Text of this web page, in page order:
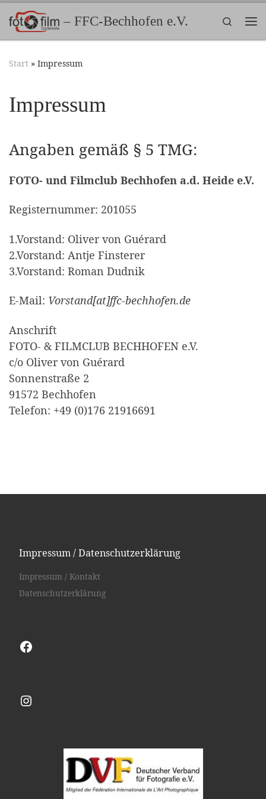
Zum Inhalt springen– FFC-Bechhofen e.V.
Search
Start » Impressum
Impressum
Angaben gemäß § 5 TMG:
FOTO- und Filmclub Bechhofen a.d. Heide e.V.
Registernummer: 201055
1.Vorstand: Oliver von Guérard
2.Vorstand: Antje Finsterer
3.Vorstand: Roman Dudnik
E-Mail: Vorstand[at]ffc-bechhofen.de
Anschrift
FOTO- & FILMCLUB BECHHOFEN e.V.
c/o Oliver von Guérard
Sonnenstraße 2
91572 Bechhofen
Telefon: +49 (0)176 21916691
Impressum / Datenschutzerklärung
Impressum / Kontakt
Datenschutzerklärung
Facebook
Instagram